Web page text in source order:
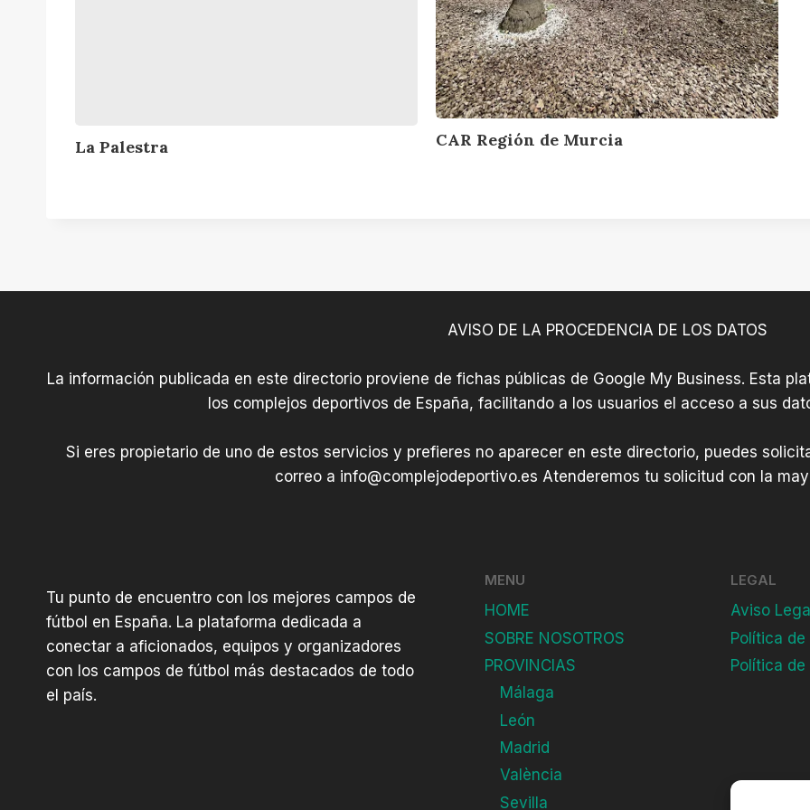
l
e
r
a
s
c
i
a
CAR Región de Murcia
La Palestra
AVISO DE LA PROCEDENCIA DE LOS DATOS
La información publicada en este directorio proviene de fichas públicas de Google My Business. Esta
los complejos deportivos de España, facilitando a los usuarios el acceso a sus
Si eres propietario de uno de estos servicios y prefieres no aparecer en este directorio, puedes
correo a info@complejodeportivo.es Atenderemos tu solicitud con la
Tu punto de encuentro con los mejores campos de
fútbol en España. La plataforma dedicada a
conectar a aficionados, equipos y organizadores
con los campos de fútbol más destacados de todo
el país.
MENU
HOME
SOBRE NOSOTROS
PROVINCIAS
Málaga
León
Madrid
València
Sevilla
LEGAL
Aviso Legal
Política
Política de